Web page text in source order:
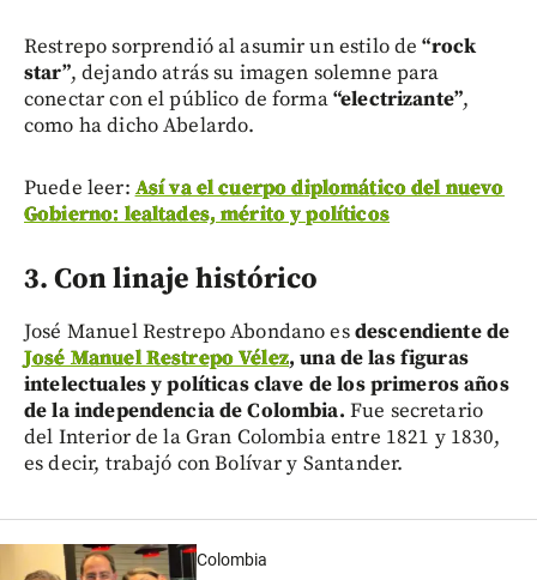
Restrepo sorprendió al asumir un estilo de“rock
star”, dejando atrás su imagen solemne para
conectar con el público de forma“electrizante”,
como ha dicho Abelardo.
Puede leer: Así va el cuerpo diplomático del nuevo
Gobierno: lealtades, mérito y políticos
3. Con linaje histórico
José Manuel Restrepo Abondano esdescendiente de
José Manuel Restrepo Vélez, una de las figuras
intelectuales y políticas clave de los primeros años
de la independencia de Colombia. Fue secretario
del Interior de la Gran Colombia entre 1821 y 1830,
es decir, trabajó con Bolívar y Santander.
Colombia